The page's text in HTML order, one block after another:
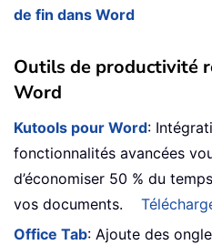
de fin dans Word
Outils de productivité
Word
Kutools pour Word:
fonctionnalités avancées
d’économiser 50 % du
vos documents.
Office Tab: Ajoute des